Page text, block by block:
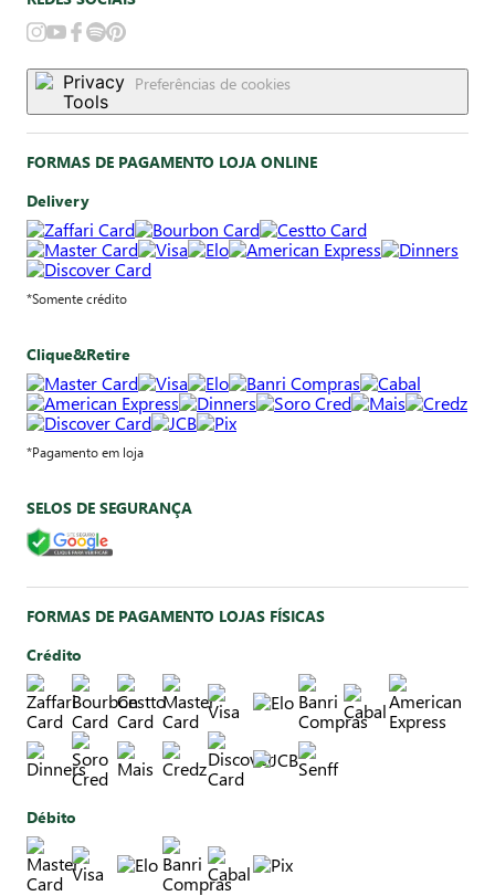
Preferências de cookies
FORMAS DE PAGAMENTO LOJA ONLINE
Delivery
*Somente crédito
Clique&Retire
*Pagamento em loja
SELOS DE SEGURANÇA
FORMAS DE PAGAMENTO LOJAS FÍSICAS
Crédito
Débito